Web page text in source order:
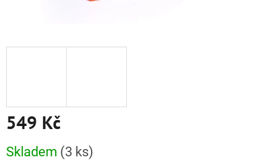
549 Kč
cena:
Skladem (3 ks)